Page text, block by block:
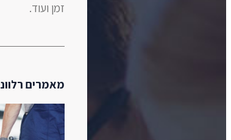
זמן ועוד.
מאמרים